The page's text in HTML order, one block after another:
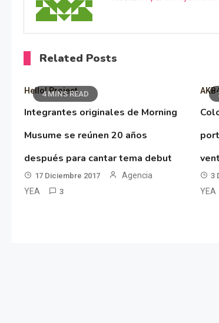
Related Posts
4 MINS READ
Hello! Project
Integrantes originales de Morning
Musume se reúnen 20 años
después para cantar tema debut
17 Diciembre 2017
Agencia
YEA
3
3
YEA